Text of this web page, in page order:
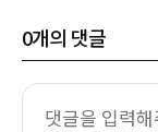
0개의 댓글